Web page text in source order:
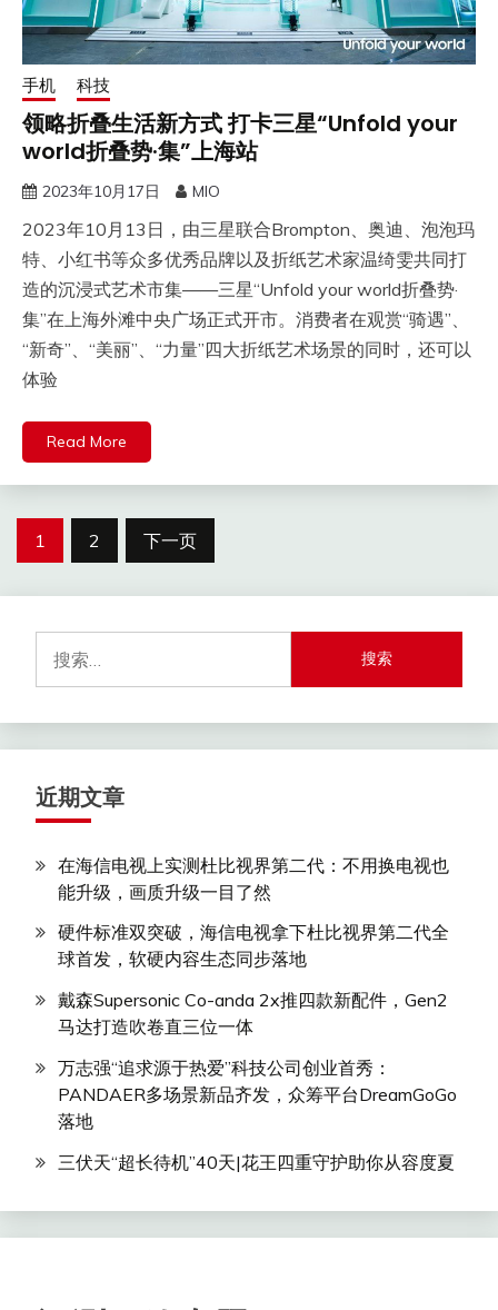
手机 科技
领略折叠生活新方式 打卡三星“Unfold your
world折叠势·集”上海站
2023年10月17日 MIO
2023年10月13日，由三星联合Brompton、奥迪、泡泡玛
特、小红书等众多优秀品牌以及折纸艺术家温绮雯共同打
造的沉浸式艺术市集——三星“Unfold your world折叠势·
集”在上海外滩中央广场正式开市。消费者在观赏“骑遇”、
“新奇”、“美丽”、“力量”四大折纸艺术场景的同时，还可以
体验
Read More
文
1 2 下一页
索：
近期文章
在海信电视上实测杜比视界第二代：不用换电视也
能升级，画质升级一目了然
硬件标准双突破，海信电视拿下杜比视界第二代全
球首发，软硬内容生态同步落地
戴森Supersonic Co-anda 2x推四款新配件，Gen2
马达打造吹卷直三位一体
万志强“追求源于热爱”科技公司创业首秀：
PANDAER多场景新品齐发，众筹平台DreamGoGo
落地
三伏天“超长待机”40天|花王四重守护助你从容度夏